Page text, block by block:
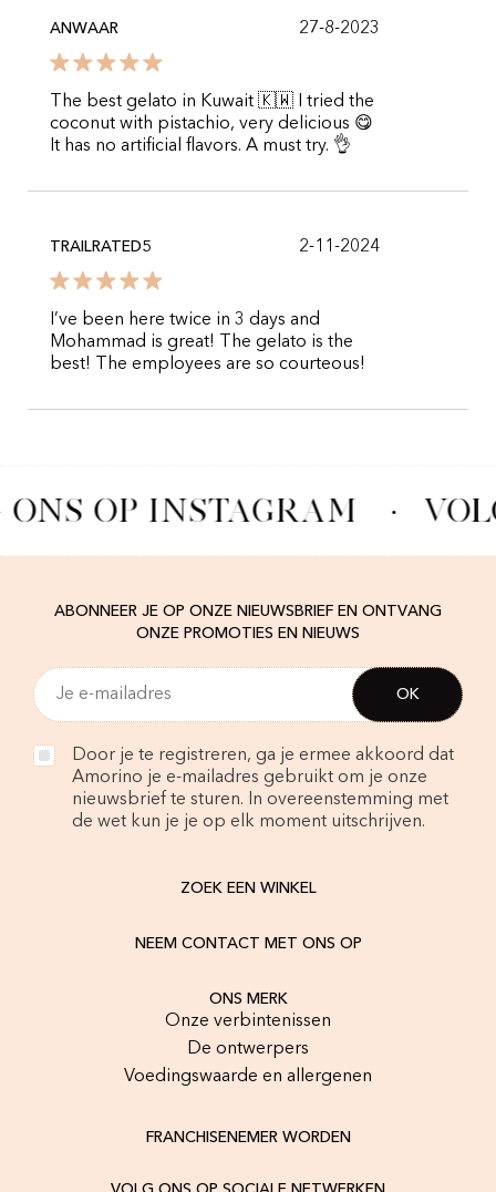
ANWAAR 27-8-2023
The best gelato in Kuwait 🇰🇼 I tried the
coconut with pistachio, very delicious 😋
It has no artificial flavors. A must try. 👌
TRAILRATED5 2-11-2024
I’ve been here twice in 3 days and
Mohammad is great! The gelato is the
best! The employees are so courteous!
ONS OP INSTAGRAM ·
ABONNEER JE OP ONZE NIEUWSBRIEF EN ONTVANG
ONZE PROMOTIES EN NIEUWS
Door je te registreren, ga je ermee akkoord dat
Amorino je e-mailadres gebruikt om je onze
nieuwsbrief te sturen. In overeenstemming met
de wet kun je je op elk moment uitschrijven.
ZOEK EEN WINKEL
NEEM CONTACT MET ONS OP
ONS MERK
Onze verbintenissen
De ontwerpers
Voedingswaarde en allergenen
FRANCHISENEMER WORDEN